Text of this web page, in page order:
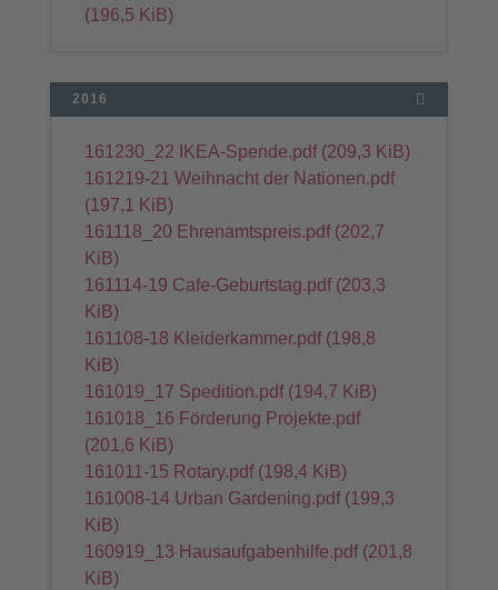
(196,5 KiB)
2016
161230_22 IKEA-Spende.pdf (209,3 KiB)
161219-21 Weihnacht der Nationen.pdf
(197,1 KiB)
161118_20 Ehrenamtspreis.pdf (202,7
KiB)
161114-19 Cafe-Geburtstag.pdf (203,3
KiB)
161108-18 Kleiderkammer.pdf (198,8
KiB)
161019_17 Spedition.pdf (194,7 KiB)
161018_16 Förderung Projekte.pdf
(201,6 KiB)
161011-15 Rotary.pdf (198,4 KiB)
161008-14 Urban Gardening.pdf (199,3
KiB)
160919_13 Hausaufgabenhilfe.pdf (201,8
KiB)